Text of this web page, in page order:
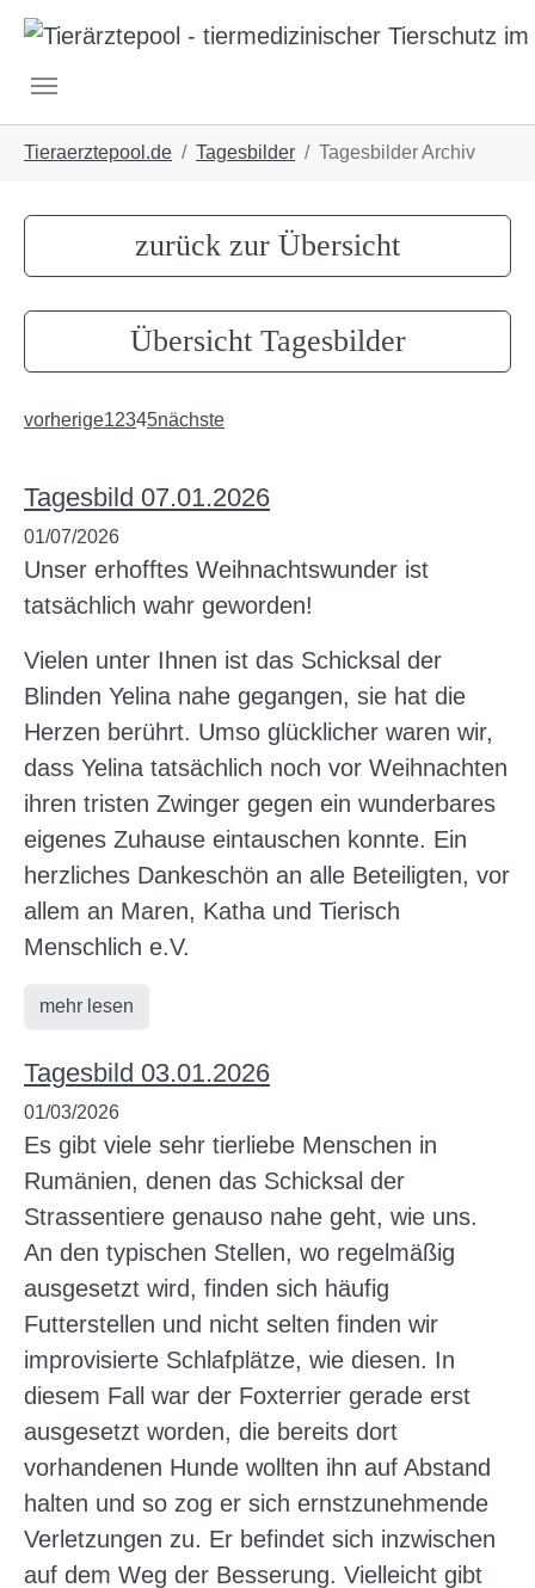
Tieraerztepool.de Tagesbilder Tagesbilder Archiv
zurück zur Übersicht
Übersicht Tagesbilder
vorherige12345nächste
Tagesbild 07.01.2026
01/07/2026
Unser erhofftes Weihnachtswunder ist
tatsächlich wahr geworden!
Vielen unter Ihnen ist das Schicksal der
Blinden Yelina nahe gegangen, sie hat die
Herzen berührt. Umso glücklicher waren wir,
dass Yelina tatsächlich noch vor Weihnachten
ihren tristen Zwinger gegen ein wunderbares
eigenes Zuhause eintauschen konnte. Ein
herzliches Dankeschön an alle Beteiligten, vor
allem an Maren, Katha und Tierisch
Menschlich e.V.
mehr lesen
Tagesbild 03.01.2026
01/03/2026
Es gibt viele sehr tierliebe Menschen in
Rumänien, denen das Schicksal der
Strassentiere genauso nahe geht, wie uns.
An den typischen Stellen, wo regelmäßig
ausgesetzt wird, finden sich häufig
Futterstellen und nicht selten finden wir
improvisierte Schlafplätze, wie diesen. In
diesem Fall war der Foxterrier gerade erst
ausgesetzt worden, die bereits dort
vorhandenen Hunde wollten ihn auf Abstand
halten und so zog er sich ernstzunehmende
Verletzungen zu. Er befindet sich inzwischen
auf dem Weg der Besserung. Vielleicht gibt